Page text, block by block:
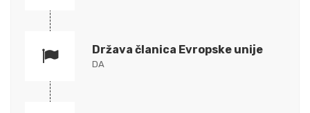
Država članica Evropske unije
DA